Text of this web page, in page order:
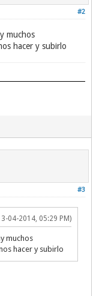
#2
muchos
hacer y subirlo
#3
04-2014, 05:29 PM)
muchos
hacer y subirlo